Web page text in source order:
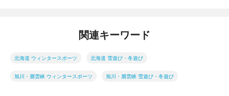
関連キーワード
北海道 ウィンタースポーツ 北海道 雪遊び・冬遊び
旭川・層雲峡 ウィンタースポーツ 旭川・層雲峡 雪遊び・冬遊び